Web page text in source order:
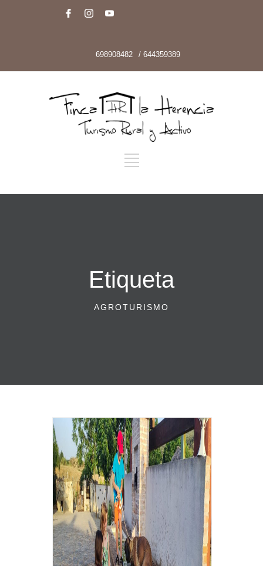
/ 644359389
698908482
Etiqueta
AGROTURISMO